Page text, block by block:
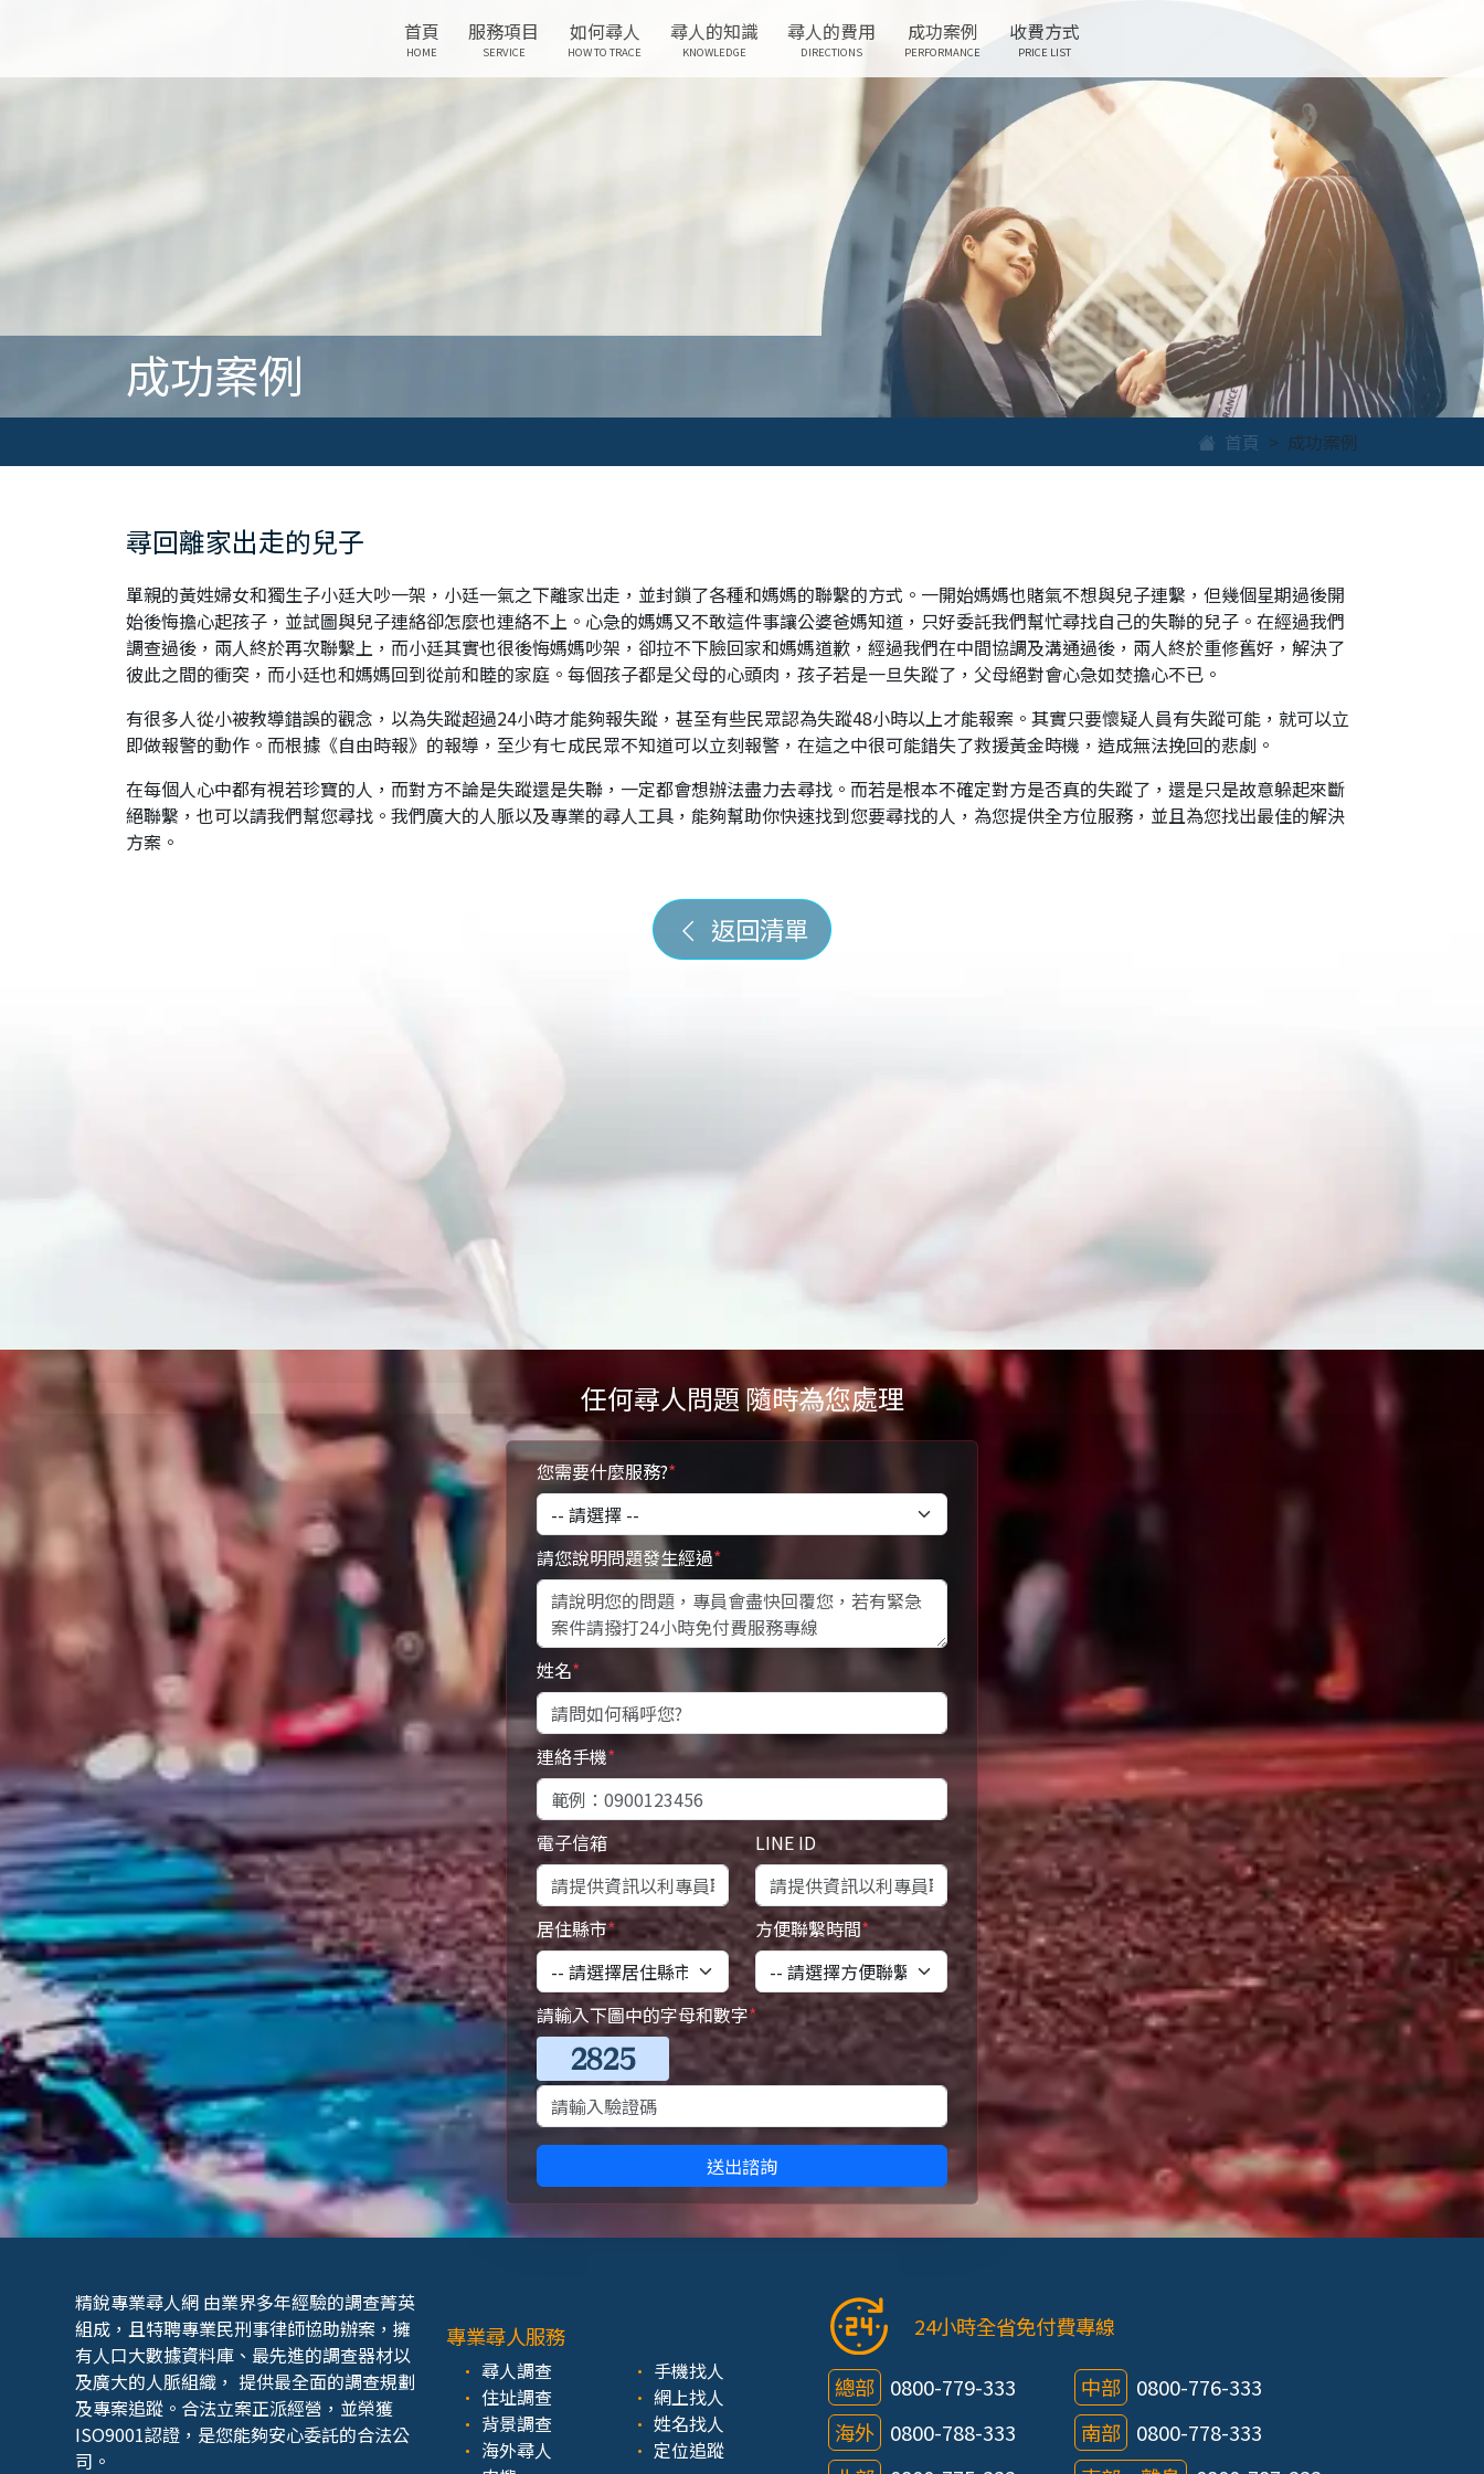
首頁
HOME
服務項目
SERVICE
如何尋人
HOW TO TRACE
尋人的知識
KNOWLEDGE
尋人的費用
DIRECTIONS
成功案例
PERFORMANCE
收費方式
PRICE LIST
成功案例
首頁 成功案例
尋回離家出走的兒子
單親的黃姓婦女和獨生子小廷大吵一架，小廷一氣之下離家出走，並封鎖了各種和媽媽的聯繫的方式。一開始媽媽也賭氣不想與兒子連繫，但幾個星期過後開
始後悔擔心起孩子，並試圖與兒子連絡卻怎麼也連絡不上。心急的媽媽又不敢這件事讓公婆爸媽知道，只好委託我們幫忙尋找自己的失聯的兒子。在經過我們
調查過後，兩人終於再次聯繫上，而小廷其實也很後悔媽媽吵架，卻拉不下臉回家和媽媽道歉，經過我們在中間協調及溝通過後，兩人終於重修舊好，解決了
彼此之間的衝突，而小廷也和媽媽回到從前和睦的家庭。每個孩子都是父母的心頭肉，孩子若是一旦失蹤了，父母絕對會心急如焚擔心不已。
有很多人從小被教導錯誤的觀念，以為失蹤超過24小時才能夠報失蹤，甚至有些民眾認為失蹤48小時以上才能報案。其實只要懷疑人員有失蹤可能，就可以立
即做報警的動作。而根據《自由時報》的報導，至少有七成民眾不知道可以立刻報警，在這之中很可能錯失了救援黃金時機，造成無法挽回的悲劇。
在每個人心中都有視若珍寶的人，而對方不論是失蹤還是失聯，一定都會想辦法盡力去尋找。而若是根本不確定對方是否真的失蹤了，還是只是故意躲起來斷
絕聯繫，也可以請我們幫您尋找。我們廣大的人脈以及專業的尋人工具，能夠幫助你快速找到您要尋找的人，為您提供全方位服務，並且為您找出最佳的解決
方案。
返回清單
任何尋人問題 隨時為您處理
您需要什麼服務?*
請您說明問題發生經過*
姓名*
連絡手機*
電子信箱 LINE ID
居住縣市* 方便聯繫時間*
請輸入下圖中的字母和數字*
送出諮詢
精銳專業尋人網 由業界多年經驗的調查菁英
組成，且特聘專業民刑事律師協助辦案，擁
有人口大數據資料庫、最先進的調查器材以
及廣大的人脈組織， 提供最全面的調查規劃
及專案追蹤。合法立案正派經營，並榮獲
ISO9001認證，是您能夠安心委託的合法公
司。
專業尋人服務
尋人調查
住址調查
背景調查
海外尋人
手機找人
網上找人
姓名找人
定位追蹤
24小時全省免付費專線
總部 0800-779-333
海外 0800-788-333
中部 0800-776-333
南部 0800-778-333